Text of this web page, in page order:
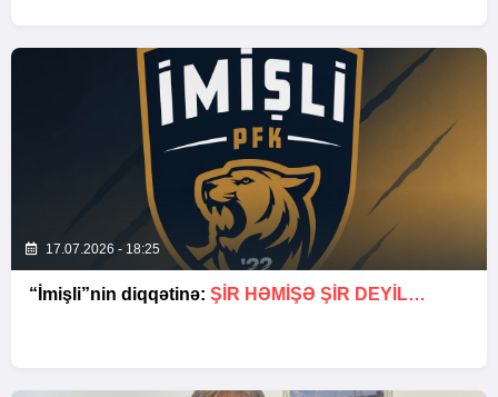
17.07.2026 - 18:25
“İmişli”nin diqqətinə: ŞIR HƏMIŞƏ ŞIR DEYIL…